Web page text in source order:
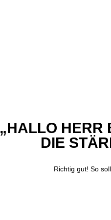
„HALLO HERR
DIE
Richtig gut! So